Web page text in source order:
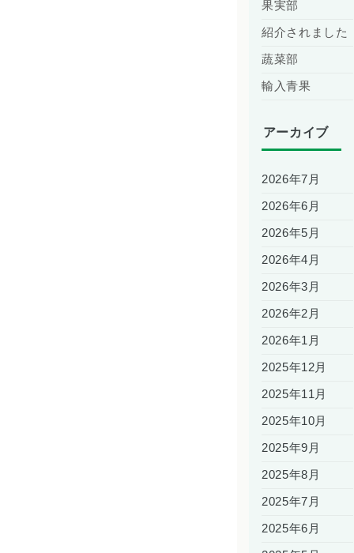
果実部
紹介されました
蔬菜部
輸入青果
アーカイブ
2026年7月
2026年6月
2026年5月
2026年4月
2026年3月
2026年2月
2026年1月
2025年12月
2025年11月
2025年10月
2025年9月
2025年8月
2025年7月
2025年6月